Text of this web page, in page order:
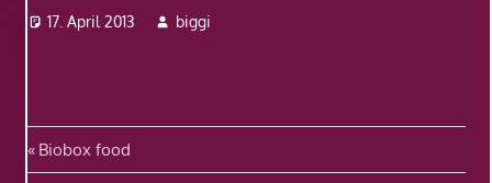
17. April 2013 biggi
Beitragsnavigation
Vorheriger
Beitrag:
Biobox food